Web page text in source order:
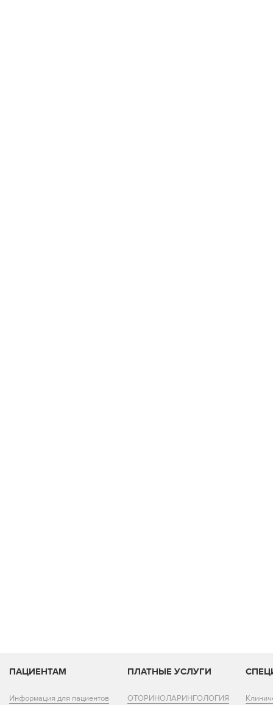
ПАЦИЕНТАМ
Информация для пациентов
ПЛАТНЫЕ УСЛУГИ
ОТОРИНОЛАРИНГОЛОГИЯ